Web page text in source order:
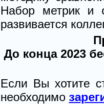
Набор метрик и
развивается
До конца 2023
Если Вы хотите
необходимо